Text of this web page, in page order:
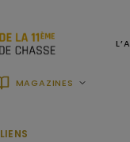
MAGAZINES
LIENS